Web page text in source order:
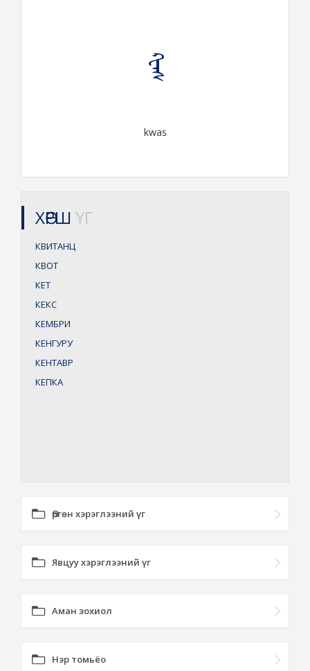
ᠺᠸᠠᠰ
kwas
ХӨРШ ҮГ
КВИТАНЦ
КВОТ
КЕТ
КЕКС
КЕМБРИ
КЕНГУРУ
КЕНТАВР
КЕПКA
Өргөн хэрэглээний үг
Явцуу хэрэглээний үг
Аман зохиол
Нэр томьёо